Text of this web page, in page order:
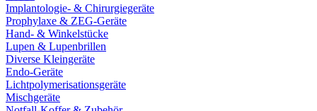
Implantologie- & Chirurgiegeräte
Prophylaxe & ZEG-Geräte
Hand- & Winkelstücke
Lupen & Lupenbrillen
Diverse Kleingeräte
Endo-Geräte
Lichtpolymerisationsgeräte
Mischgeräte